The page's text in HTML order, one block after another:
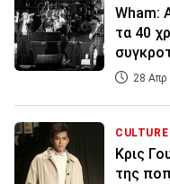
Wham:
τα 40
28 Απρ
CULTURE
Κρις
της